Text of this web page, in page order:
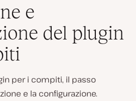
e
del plugin
per i compiti, il passo
e la configurazione.